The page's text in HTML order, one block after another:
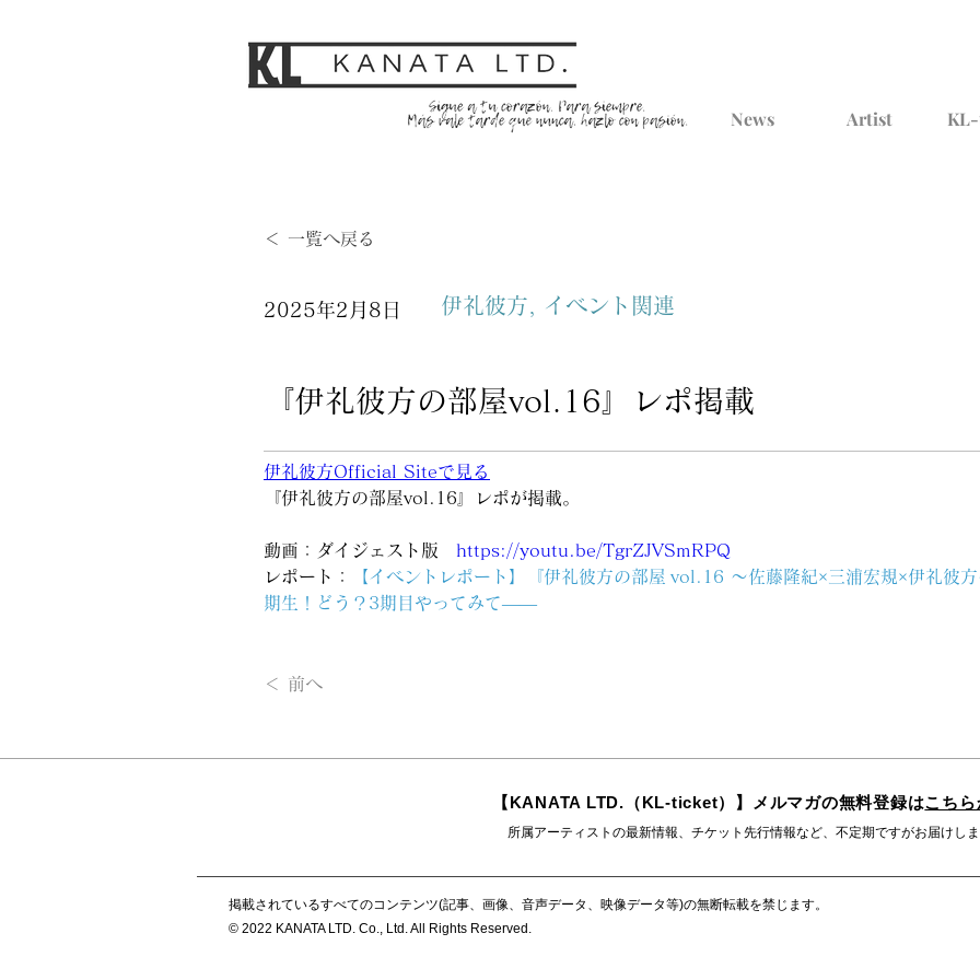
News Artist
＜ 一覧へ戻る
2025年2月8日 伊礼彼方, イベント関連
『伊礼彼方の部屋vol.16』レポ掲載
伊礼彼方Official Siteで見る
『伊礼彼方の部屋vol.16』レポが掲載。
動画：ダイジェスト版 https://youtu.be/TgrZJVSmRPQ
レポート：
【イベントレポート】『伊礼彼方の部屋 vol.16 〜佐藤隆紀×三浦宏規×伊礼
期生！どう？3期目やってみて――
＜ 前へ
【KANATA LTD.（KL-ticket）】メルマガの無料登録はこちら
所属アーティストの最新情報、チケット先行情報など、不定期ですがお届けしま
掲載されているすべてのコンテンツ(記事、画像、音声データ、映像データ等)の無断転載を禁じます。
© 2022 KANATA LTD. Co., Ltd. All Rights Reserved.